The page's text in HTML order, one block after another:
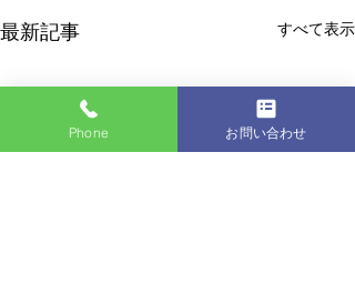
最新記事 すべて表示
Phone お問い合わせ